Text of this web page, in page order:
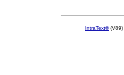
IntraText®(V89)